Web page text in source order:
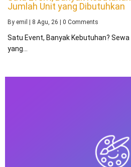
Jumlah Unit yang Dibutuhkan
By emil | 8 Agu, 26 | 0 Comments
Satu Event, Banyak Kebutuhan?
yang…